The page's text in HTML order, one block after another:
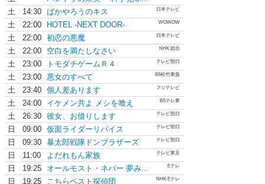
土
14:30 ばかやろうのキス 日本テレビ
土 22:00 HOTEL -NEXT DOOR- WOWOW
土 22:00 初恋の悪魔 日本テレビ
土 22:00 空白を満たしなさい NHK 総合
土 23:00 トモダチゲームＲ４ テレビ朝日
土 23:00 悪女のすべて BS松竹東急
土 23:40 個人差あります フジテレビ
土 24:00 イケメン共よ メシを喰え BSテレ東
土 26:30 彼女、お借りします テレビ朝日
日 09:00 仮面ライダーリバイス テレビ朝日
日 09:30 暴太郎戦隊ドンブラザーズ テレビ朝日
日 11:00 よだれもん家族 テレビ東京
日 19:25 オールモスト・ネバー 夢み... Eテレ
日 19:25 こちらベスト探偵団 NHK Eテレ